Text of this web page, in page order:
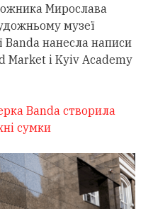
Мирослава
музеї
Banda нанесла написи
Market і Kyiv Academy
Banda створила
сумки